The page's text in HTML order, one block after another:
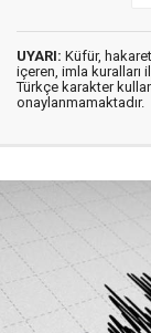
UYARI: Küfür,
içeren, imla kuralları
Türkçe karakter
onaylanmamaktadır.